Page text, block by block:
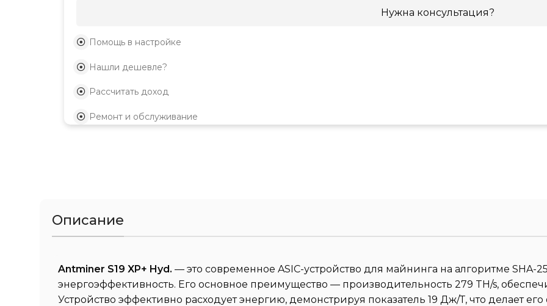
Нужна консультация?
Помощь в настройке
Нашли дешевле?
Рассчитать доход
Ремонт и обслуживание
Описание
Antminer S19 XP+ Hyd. — это современное ASIC-устройство для майнинга на алгоритме SHA-
энергоэффективность. Его основное преимущество — производительность 279 TH/s,
Устройство эффективно расходует энергию, демонстрируя показатель 19 Дж/Т, что делает